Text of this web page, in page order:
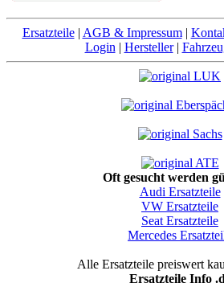
Ersatzteile| AGB & Impressum|
Login | Hersteller|
Oft gesucht werden
Audi Ersatzteile
VW Ersatzteile
Seat Ersatzteile
Mercedes
Alle Ersatzteile preiswert
Ersatzteile Info